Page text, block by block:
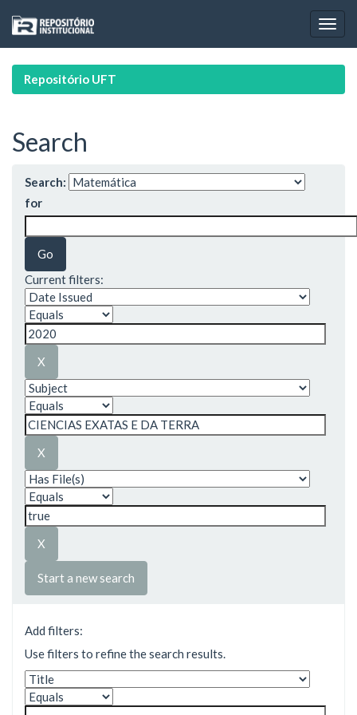
navigation
Repositório UFT
Search
Search:
for
Current filters:
Start a new search
Add filters:
Use filters to refine the search results.